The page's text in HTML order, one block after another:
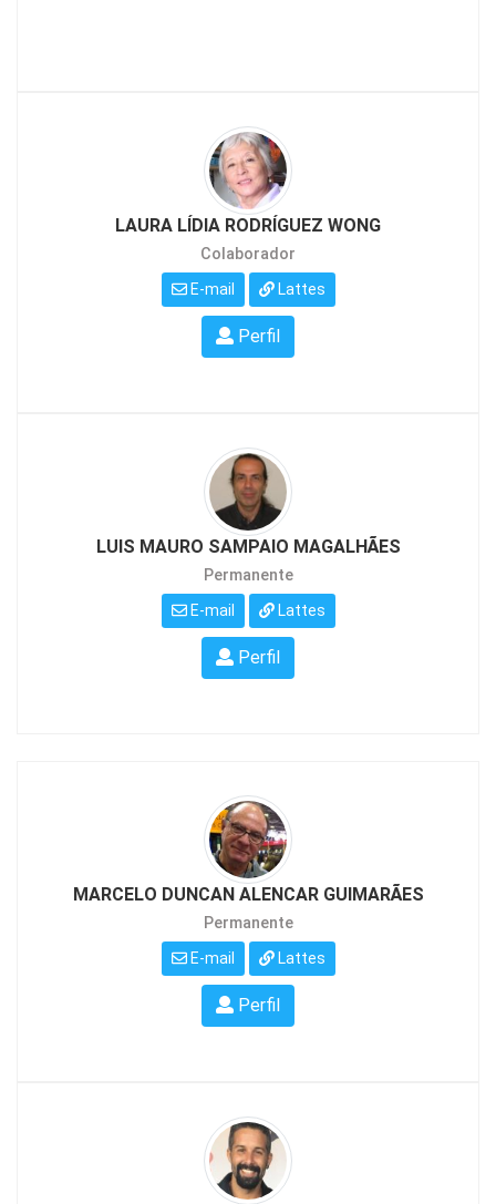
LAURA LÍDIA RODRÍGUEZ WONG
Colaborador
E-mail Lattes
Perfil
LUIS MAURO SAMPAIO MAGALHÃES
Permanente
E-mail Lattes
Perfil
MARCELO DUNCAN ALENCAR GUIMARÃES
Permanente
E-mail Lattes
Perfil